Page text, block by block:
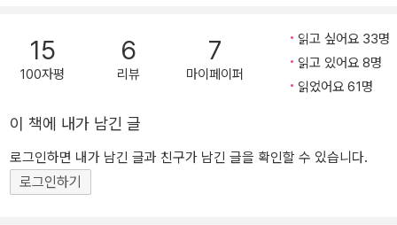
국의 그 어느 역사책에도 제대로 기록되지 않은 재벌들의 악행을 고
발적으로 기록했다. (상)권에서 삼성과 현대라는 한국 사회 최상위 두
재벌을 다뤘다면, (하)권에서는 그에 못지않은 악행의 역사를 갖고 있
으나 삼성과 현대에 가려 제대로 조명되지 않았던 롯데와 SK의 흑역
유착으로 거대 재벌로 성장한 과정, 한국 유통업계에서 ‘갑질’로 명성
을 떨친 롯데의 문화, 롯데 가문에서 끝없이 이어졌던 형제간의 난투,
15
100자평
6
리뷰
7
마이페이퍼
읽고 싶어요 33명
읽고 있어요 8명
읽었어요 61명
이 책에 내가 남긴 글
로그인하면 내가 남긴 글과 친구가 남긴 글을 확인할 수 있습니다.
로그인하기